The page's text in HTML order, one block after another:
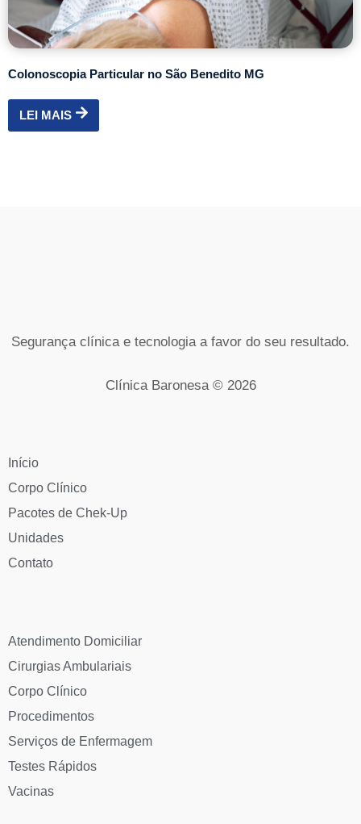
Colonoscopia Particular no São Benedito MG
LEI MAIS
Segurança clínica e tecnologia a favor do seu resultado.
Clínica Baronesa © 2026
Início
Corpo Clínico
Pacotes de Chek-Up
Unidades
Contato
Atendimento Domiciliar
Cirurgias Ambulariais
Corpo Clínico
Procedimentos
Serviços de Enfermagem
Testes Rápidos
Vacinas